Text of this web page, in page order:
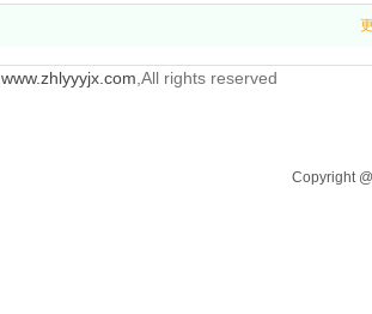
www.zhlyyyjx.com ,All rights reserved
Copyright